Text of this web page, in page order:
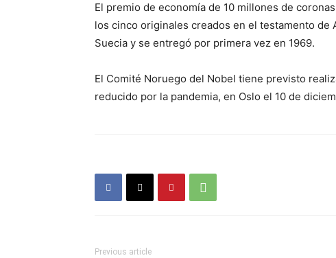
El premio de economía de 10 millones de
los cinco originales creados en el testamento
Suecia y se entregó por primera vez en 1969.
El Comité Noruego del Nobel tiene previsto
reducido por la pandemia, en Oslo el 10 de
Previous article